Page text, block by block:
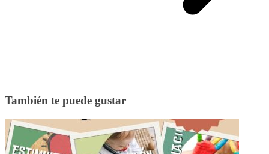
También te puede gustar